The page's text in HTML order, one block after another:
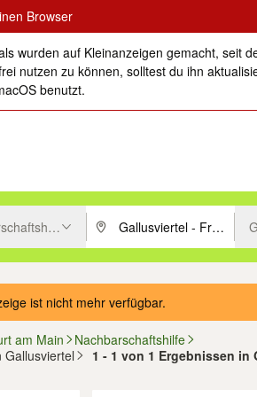
Browser
wurden auf Kleinanzeigen gemacht, seit
nutzen zu können, solltest du ihn
benutzt.
oder Vorschläge mit den Pfeiltasten
PLZ oder Ort eingeben.
ist nicht mehr verfügbar.
am Main
Nachbarschaftshilfe
Gallusviertel
1 - 1 von 1 Ergebnissen